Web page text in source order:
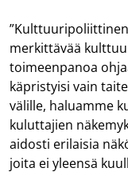
merkittävää
toimeenpanoa
käpristyisi vain
välille, haluamme
kuluttajien
aidosti erilaisia
joita ei yleensä